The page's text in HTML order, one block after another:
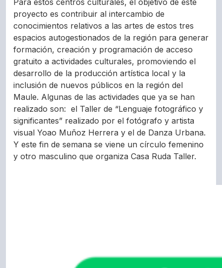
Para estos centros culturales, el objetivo de este
proyecto es contribuir al intercambio de
conocimientos relativos a las artes de estos tres
espacios autogestionados de la región para generar
formación, creación y programación de acceso
gratuito a actividades culturales, promoviendo el
desarrollo de la producción artística local y la
inclusión de nuevos públicos en la región del
Maule. Algunas de las actividades que ya se han
realizado son: el Taller de “Lenguaje fotográfico y
significantes” realizado por el fotógrafo y artista
visual Yoao Muñoz Herrera y el de Danza Urbana.
Y este fin de semana se viene un círculo femenino
y otro masculino que organiza Casa Ruda Taller.